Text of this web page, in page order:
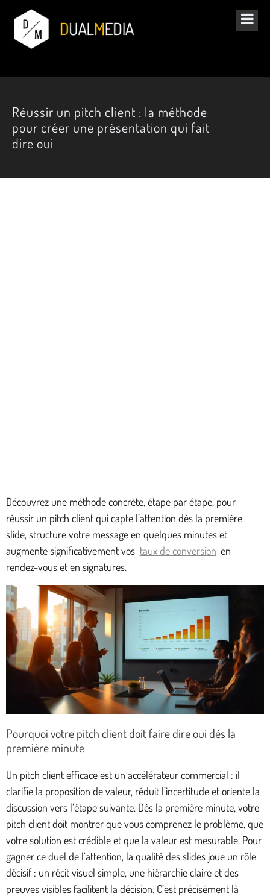
Réussir un pitch client : la méthode
pour créer une présentation qui fait
dire oui
Découvrez une méthode concrète, étape par étape, pour
réussir un pitch client qui capte l’attention dès la première
slide, structure votre message en quelques minutes et
augmente significativement vos taux de conversion en
rendez-vous et en signatures.
Pourquoi votre pitch client doit faire dire oui dès la
première minute
Un pitch client efficace est un accélérateur commercial : il
clarifie la proposition de valeur, réduit l’incertitude et oriente la
discussion vers l’étape suivante. Dès la première minute, votre
pitch client doit montrer que vous comprenez le problème, que
votre solution est crédible et que la valeur est mesurable. Pour
gagner ce duel de l’attention, la qualité des slides joue un rôle
décisif : un récit visuel simple, une hiérarchie claire et des
preuves visibles facilitent la décision. C’est précisément là